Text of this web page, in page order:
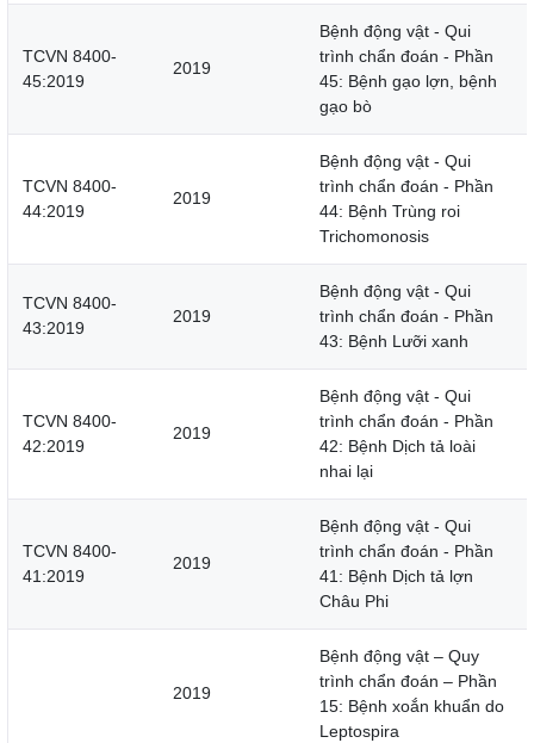
TCVN 8400-
45:2019
2019
Bệnh động vật - Qui
trình chẩn đoán - Phần
45: Bệnh gạo lợn, bệnh
gạo bò
TCVN 8400-
44:2019
2019
Bệnh động vật - Qui
trình chẩn đoán - Phần
44: Bệnh Trùng roi
Trichomonosis
TCVN 8400-
43:2019
2019
Bệnh động vật - Qui
trình chẩn đoán - Phần
43: Bệnh Lưỡi xanh
TCVN 8400-
42:2019
2019
Bệnh động vật - Qui
trình chẩn đoán - Phần
42: Bệnh Dịch tả loài
nhai lại
TCVN 8400-
41:2019
2019
Bệnh động vật - Qui
trình chẩn đoán - Phần
41: Bệnh Dịch tả lợn
Châu Phi
2019
Bệnh động vật – Quy
trình chẩn đoán – Phần
15: Bệnh xoắn khuẩn do
Leptospira